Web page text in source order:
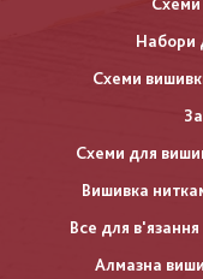
Набори
Схеми
Схеми для
Вишивка
Все для в'язання
Алмазна